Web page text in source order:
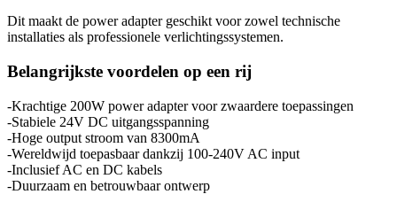
Dit maakt de power adapter geschikt voor zowel technische
installaties als professionele verlichtingssystemen.
Belangrijkste voordelen op een rij
-Krachtige 200W power adapter voor zwaardere toepassingen
-Stabiele 24V DC uitgangsspanning
-Hoge output stroom van 8300mA
-Wereldwijd toepasbaar dankzij 100-240V AC input
-Inclusief AC en DC kabels
-Duurzaam en betrouwbaar ontwerp